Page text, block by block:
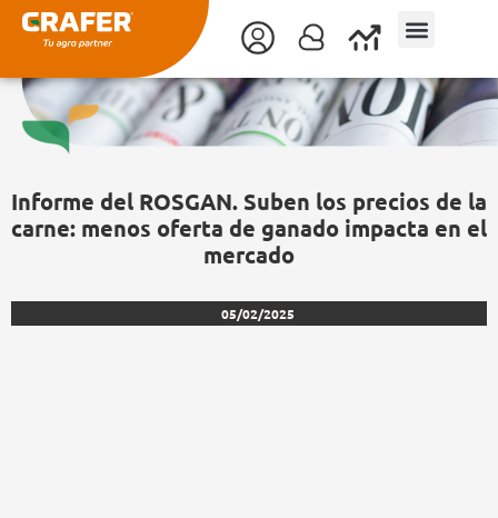
contenido
Informe del ROSGAN. Suben los precios de la
carne: menos oferta de ganado impacta en el
mercado
05/02/2025